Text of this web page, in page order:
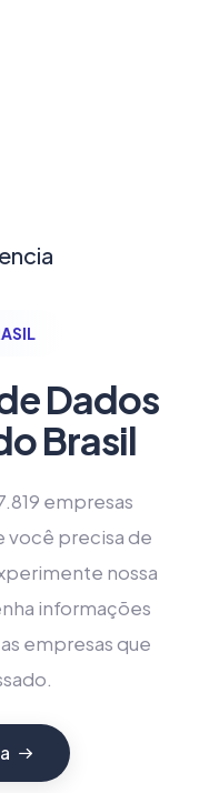
Dados
Brasil
empresas
você precisa de
nossa
informações
empresas que